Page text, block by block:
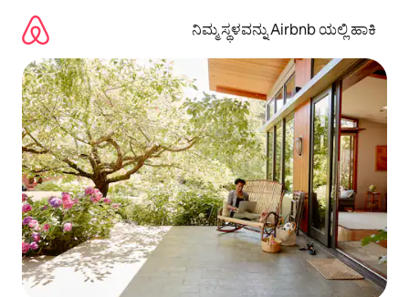
ಹೋಗಿ
ನಿಮ್ಮ ಸ್ಥಳವನ್ನು Airbnb ಯಲ್ಲಿ ಹಾಕಿ